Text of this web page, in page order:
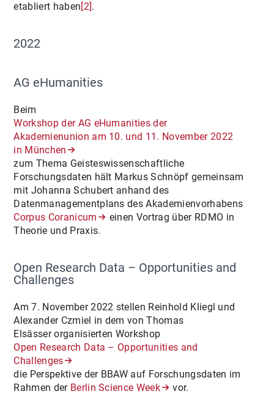
etabliert haben[2].
2022
AG eHumanities
Beim
Workshop der AG eHumanities der
Akademienunion am 10. und 11. November 2022
in München
zum Thema Geisteswissenschaftliche
Forschungsdaten hält Markus Schnöpf gemeinsam
mit Johanna Schubert anhand des
Datenmanagementplans des Akademienvorhabens
Corpus Coranicum
einen Vortrag über RDMO in
Theorie und Praxis.
Open Research Data – Opportunities and
Challenges
Am 7. November 2022 stellen Reinhold Kliegl und
Alexander Czmiel in dem von Thomas
Elsässer organisierten Workshop
Open Research Data – Opportunities and
Challenges
die Perspektive der BBAW auf Forschungsdaten im
Rahmen der Berlin Science Week vor.